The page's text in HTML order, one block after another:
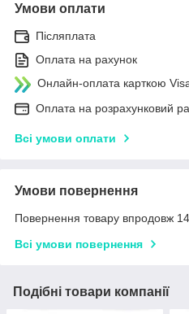
Умови оплати
Післяплата
Оплата на рахунок
Онлайн-оплата карткою
Оплата на розрахунковий
Всі умови оплати
Умови повернення
Повернення товару впродовж
Всі умови повернення
Подібні товари компанії